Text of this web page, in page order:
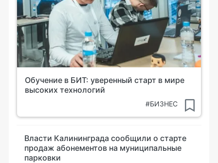
Обучение в БИТ: уверенный старт в мире
высоких технологий
#БИЗНЕС
Власти Калининграда сообщили о старте
продаж абонементов на муниципальные
парковки